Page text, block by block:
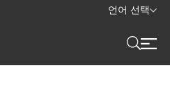
언어 선택